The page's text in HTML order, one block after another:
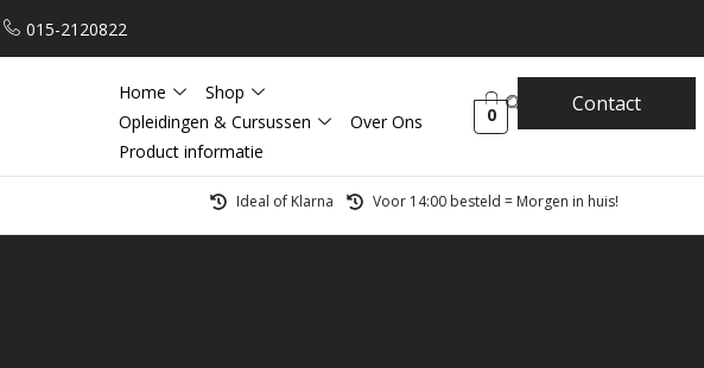
015-2120822
Home
Shop
Opleidingen & Cursussen
Over Ons
Product informatie
0 Contact
Ideal of Klarna Voor 14:00 besteld = Morgen in huis!